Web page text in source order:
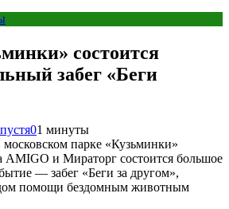
состоится
забег «Беги
01 минуты
московском парке «Кузьминки»
AMIGO и Мираторг состоится большое
— забег «Беги за другом»,
помощи бездомным животным